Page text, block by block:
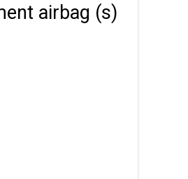
airbag (s)